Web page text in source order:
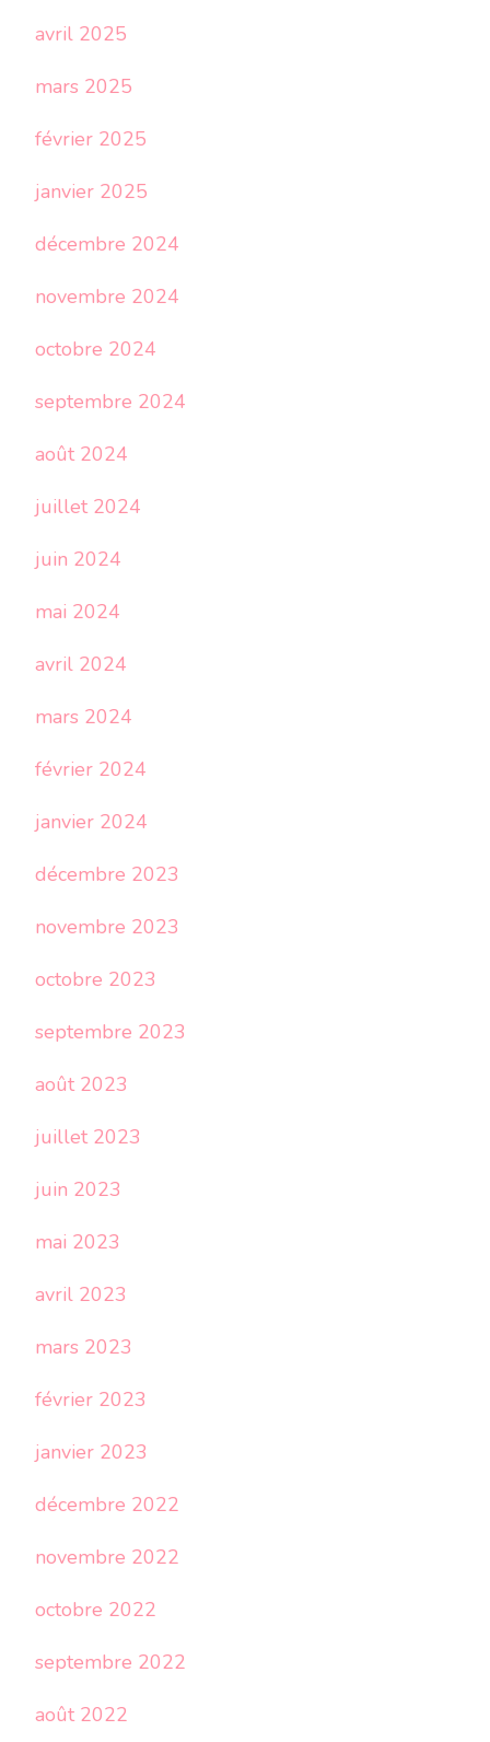
avril 2025
mars 2025
février 2025
janvier 2025
décembre 2024
novembre 2024
octobre 2024
septembre 2024
août 2024
juillet 2024
juin 2024
mai 2024
avril 2024
mars 2024
février 2024
janvier 2024
décembre 2023
novembre 2023
octobre 2023
septembre 2023
août 2023
juillet 2023
juin 2023
mai 2023
avril 2023
mars 2023
février 2023
janvier 2023
décembre 2022
novembre 2022
octobre 2022
septembre 2022
août 2022